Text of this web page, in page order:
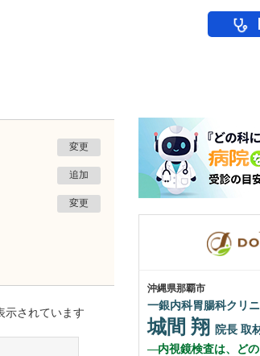
変更
追加
変更
示されています
さい。
沖縄県那覇市
一銀内科胃腸科クリ
城間 翔 院長 取
内視鏡検査は、ど